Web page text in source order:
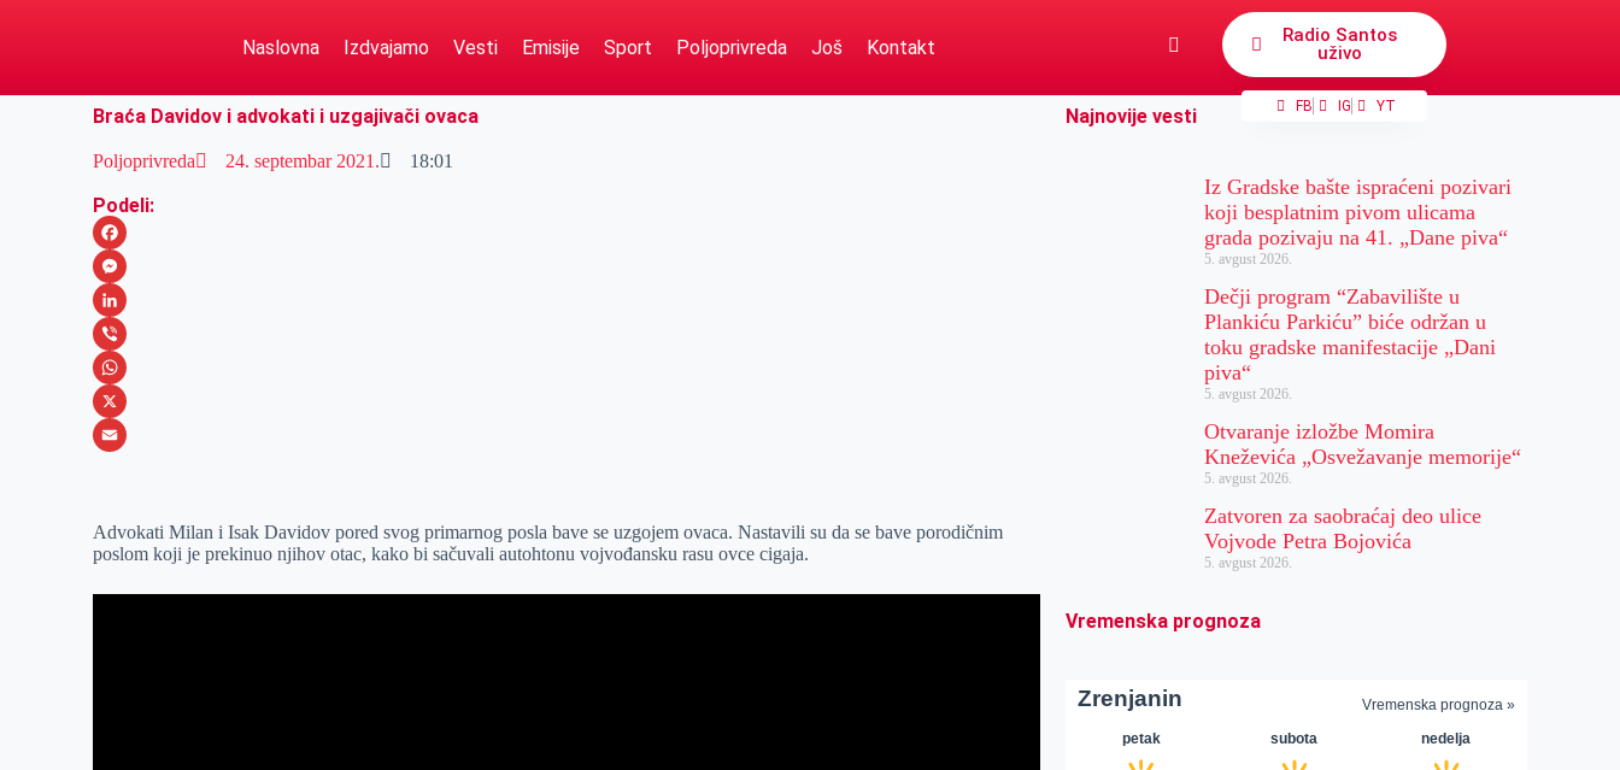
Naslovna Izdvajamo Vesti Emisije Sport Poljoprivreda Još Kontakt
Radio Santos
uživo
FB IG YT
Braća Davidov i advokati i uzgajivači ovaca
Poljoprivreda 24. septembar 2021. 18:01
Podeli:
F
a
c
e
b
o
M
e
s
s
e
e
r
L
i
n
k
I
n
V
i
b
W
h
s
A
X
a
i
Advokati Milan i Isak Davidov pored svog primarnog posla bave se uzgojem ovaca. Nastavili su da se bave porodičnim
poslom koji je prekinuo njihov otac, kako bi sačuvali autohtonu vojvođansku rasu ovce cigaja.
Najnovije vesti
Iz Gradske bašte ispraćeni pozivari
koji besplatnim pivom ulicama
grada pozivaju na 41. „Dane piva“
5. avgust 2026.
Dečji program “Zabavilište u
Plankiću Parkiću” biće održan u
toku gradske manifestacije „Dani
piva“
5. avgust 2026.
Otvaranje izložbe Momira
Kneževića „Osvežavanje memorije“
5. avgust 2026.
Zatvoren za saobraćaj deo ulice
Vojvode Petra Bojovića
5. avgust 2026.
Vremenska prognoza